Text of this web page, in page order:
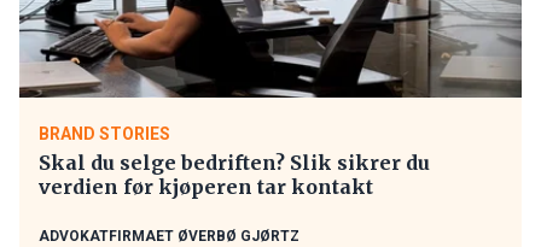
BRAND STORIES
Skal du selge bedriften? Slik sikrer du
verdien før kjøperen tar kontakt
ADVOKATFIRMAET ØVERBØ GJØRTZ